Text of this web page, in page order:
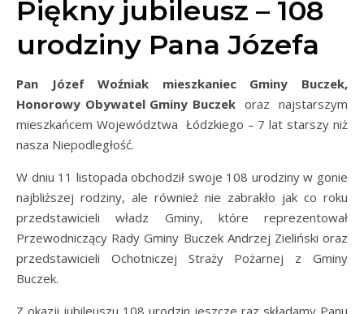
Piękny jubileusz – 108
urodziny Pana Józefa
Pan Józef Woźniak mieszkaniec Gminy Buczek,
Honorowy Obywatel Gminy Buczek oraz najstarszym
mieszkańcem Województwa Łódzkiego – 7 lat starszy niż
nasza Niepodległość.
W dniu 11 listopada obchodził swoje 108 urodziny w gonie
najbliższej rodziny, ale również nie zabrakło jak co roku
przedstawicieli władz Gminy, które reprezentował
Przewodniczący Rady Gminy Buczek Andrzej Zieliński oraz
przedstawicieli Ochotniczej Straży Pożarnej z Gminy
Buczek.
Z okazji jubileuszu 108 urodzin jeszcze raz składamy Panu